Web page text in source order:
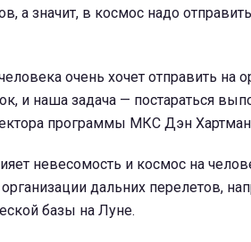
а значит, в космос надо
очень хочет отправить на
и наша задача — постараться
программы МКС Дэн
невесомость и космос на
дальних перелетов,
базы на Луне.